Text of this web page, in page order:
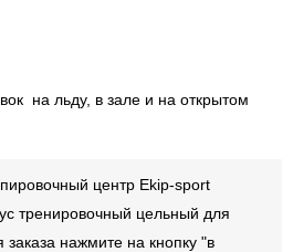
на льду, в зале и на открытом
центр Ekip-sport
тренировочный цельный для
нажмите на кнопку "в